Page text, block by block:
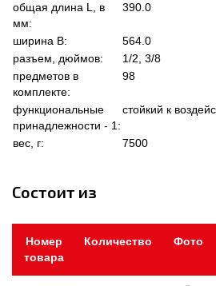
общая длина L, в
мм:
390.0
ширина В:
564.0
разъем, дюймов:
1/2, 3/8
предметов в
комплекте:
98
функциональные
принадлежности - 1:
стойкий к
вес, г: 7500
Состоит из
Номер
товара
Количество Фото